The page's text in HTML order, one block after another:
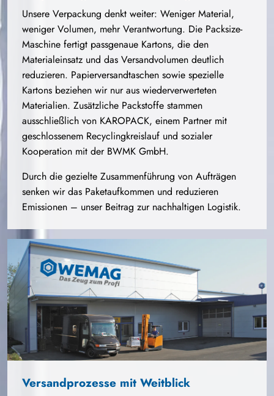
Unsere Verpackung denkt weiter: Weniger Material,
weniger Volumen, mehr Verantwortung. Die Packsize-
Maschine fertigt passgenaue Kartons, die den
Materialeinsatz und das Versandvolumen deutlich
reduzieren. Papierversandtaschen sowie spezielle
Kartons beziehen wir nur aus wiederverwerteten
Materialien. Zusätzliche Packstoffe stammen
ausschließlich von KAROPACK, einem Partner mit
geschlossenem Recyclingkreislauf und sozialer
Kooperation mit der BWMK GmbH.
Durch die gezielte Zusammenführung von Aufträgen
senken wir das Paketaufkommen und reduzieren
Emissionen – unser Beitrag zur nachhaltigen Logistik.
Versandprozesse mit Weitblick